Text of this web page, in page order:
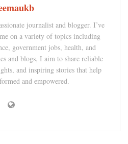
journalist and blogger. I’ve
on a variety of topics including
government jobs, health, and
and blogs, I aim to share reliable
and inspiring stories that help
and empowered.